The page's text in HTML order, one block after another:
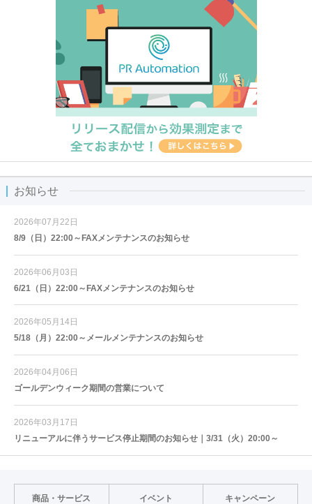
お知らせ
2026年07月22日
8/9（日）22:00～FAXメンテナンスのお知らせ
2026年06月03日
6/21（日）22:00～FAXメンテナンスのお知らせ
2026年05月14日
5/18（月）22:00～メールメンテナンスのお知らせ
2026年04月06日
ゴールデンウィーク期間の営業について
2026年03月17日
リニューアルに伴うサービス停止期間のお知らせ｜3/31（火）20:00～
商品・サービス イベント キャンペーン